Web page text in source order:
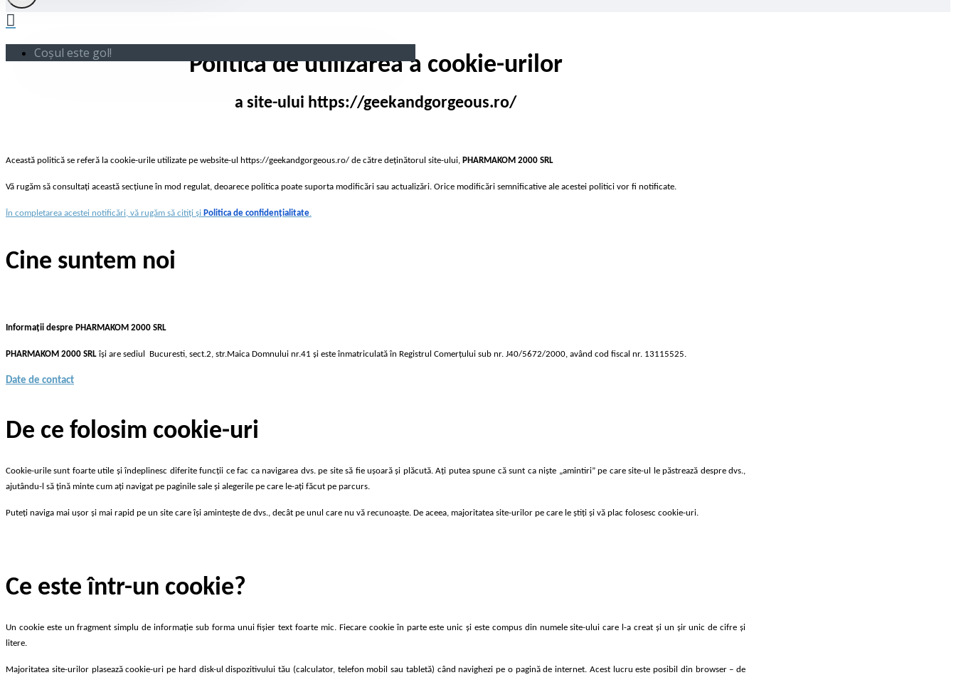
Coșul este gol! Politica de utilizarea a cookie-urilor
a site-ului https://geekandgorgeous.ro/
Această politică se referă la cookie-urile utilizate pe website-ul https://geekandgorgeous.ro/ de către deținătorul site-ului, PHARMAKOM 2000 SRL
Vă rugăm să consultați această secțiune în mod regulat, deoarece politica poate suporta modificări sau actualizări. Orice modificări semnificative ale acestei politici vor fi notificate.
În completarea acestei notificări, vă rugăm să citiți și Politica de confidențialitate.
Cine suntem noi
Informații despre PHARMAKOM 2000 SRL
PHARMAKOM 2000 SRLîși are sediul Bucuresti, sect.2, str.Maica Domnului nr.41 și este înmatriculată în Registrul Comerţului sub nr. J40/5672/2000, având cod fiscal nr. 13115525.
Date de contact
De ce folosim cookie-uri
Cookie-urile sunt foarte utile și îndeplinesc diferite funcții ce fac ca navigarea dvs. pe site să fie ușoară și plăcută. Ați putea spune că sunt ca niște „amintiri” pe care site-ul le păstrează despre dvs.,
ajutându-l să țină minte cum ați navigat pe paginile sale și alegerile pe care le-ați făcut pe parcurs.
Puteți naviga mai ușor și mai rapid pe un site care își amintește de dvs., decât pe unul care nu vă recunoaște. De aceea, majoritatea site-urilor pe care le știți și vă plac folosesc cookie-uri.
Ce este într-un cookie?
Un cookie este un fragment simplu de informație sub forma unui fișier text foarte mic. Fiecare cookie în parte este unic și este compus din numele site-ului care l-a creat și un șir unic de cifre și
litere.
Majoritatea site-urilor plasează cookie-uri pe hard disk-ul dispozitivului tău (calculator, telefon mobil sau tabletă) când navighezi pe o pagină de internet. Acest lucru este posibil din browser – de